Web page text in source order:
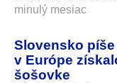
minulý mesiac
Slovensko
v Európe
šošovke